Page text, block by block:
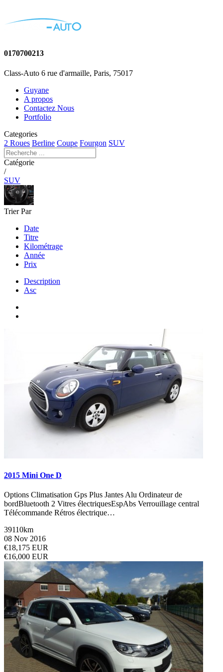
0170700213
Class-Auto 6 rue d'armaille, Paris, 75017
Guyane
A propos
Contactez Nous
Portfolio
Categories
2 Roues Berline Coupe Fourgon SUV
Catégorie
/
SUV
Trier Par
Date
Titre
Kilométrage
Année
Prix
Description
Asc
2015 Mini One D
Options Climatisation Gps Plus Jantes Alu Ordinateur de
bordBluetooth 2 Vitres électriquesEspAbs Verrouillage central
Télécommande Rétros électrique…
39110km
08 Nov 2016
€18,175 EUR
€16,000 EUR